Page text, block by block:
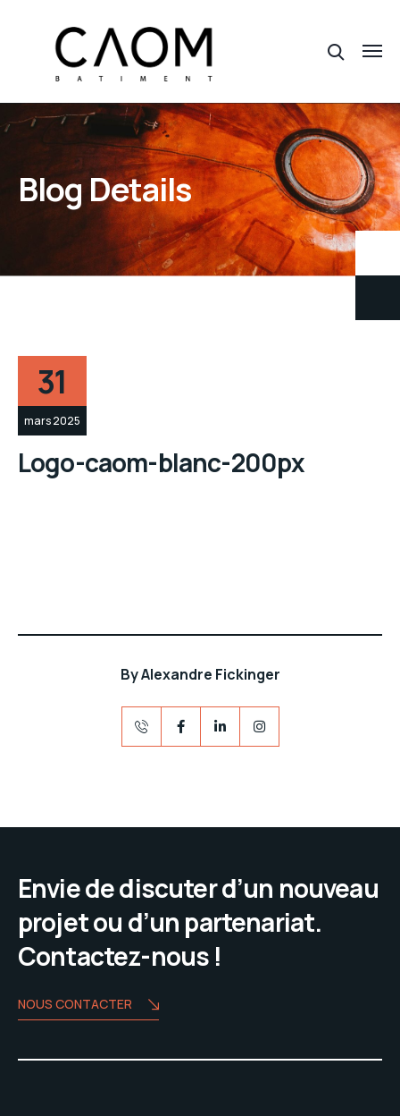
Blog Details
31
mars 2025
Logo-caom-blanc-200px
ByAlexandre Fickinger
Envie de discuter d’un nouveau
projet ou d’un partenariat.
Contactez-nous !
NOUS CONTACTER